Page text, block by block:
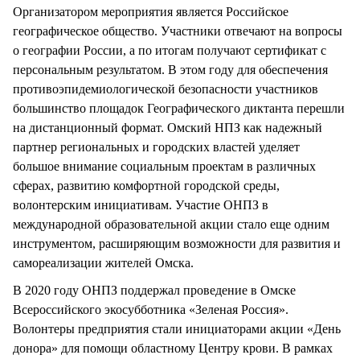
Организатором мероприятия является Российское
географическое общество. Участники отвечают на вопросы
о географии России, а по итогам получают сертификат с
персональным результатом. В этом году для обеспечения
противоэпидемиологической безопасности участников
большинство площадок Географического диктанта перешли
на дистанционный формат. Омский НПЗ как надежный
партнер региональных и городских властей уделяет
большое внимание социальным проектам в различных
сферах, развитию комфортной городской среды,
волонтерским инициативам. Участие ОНПЗ в
международной образовательной акции стало еще одним
инструментом, расширяющим возможности для развития и
самореализации жителей Омска.
В 2020 году ОНПЗ поддержал проведение в Омске
Всероссийского экосубботника «Зеленая Россия».
Волонтеры предприятия стали инициаторами акции «День
донора» для помощи областному Центру крови. В рамках